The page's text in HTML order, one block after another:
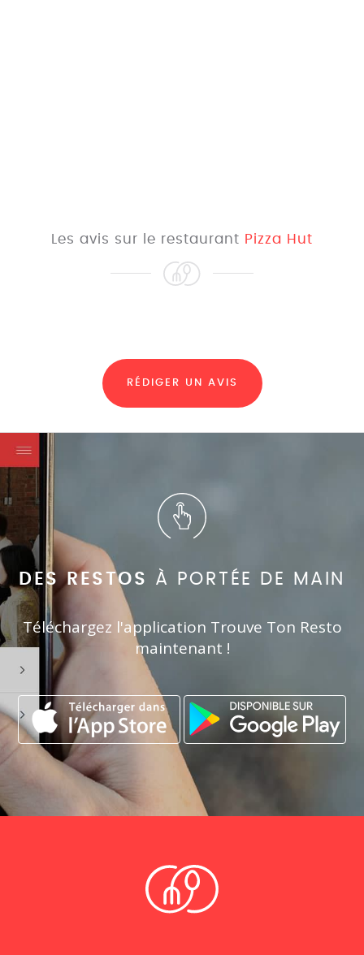
Les avis sur le restaurant Pizza Hut
RÉDIGER UN AVIS
DES RESTOS À PORTÉE DE MAIN
Téléchargez l'application Trouve Ton Resto
maintenant !